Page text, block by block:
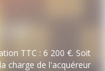
TTC : 6 200 €. Soit
charge de l'acquéreur